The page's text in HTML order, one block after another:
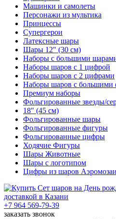
Машинки и самолеты
Персонажи из мультика
Принцессы
Супергерои
Латексные шары
Шары 12" (30 см)
Наборы с большими
Наборы шаров с 1 цифрой
Наборы шаров с 2 цифрами
Наборы шаров с большими
Премиум наборы
Фольгированные звезды/
18" (45 см)
Фольгированные шары
Фольгированные фигуры
Фольгированные цифры
Ходячие Фигуры
Шары Животные
Шары с логотипом
Цифры из шаров
+7 964 569-79-39
заказать звонок